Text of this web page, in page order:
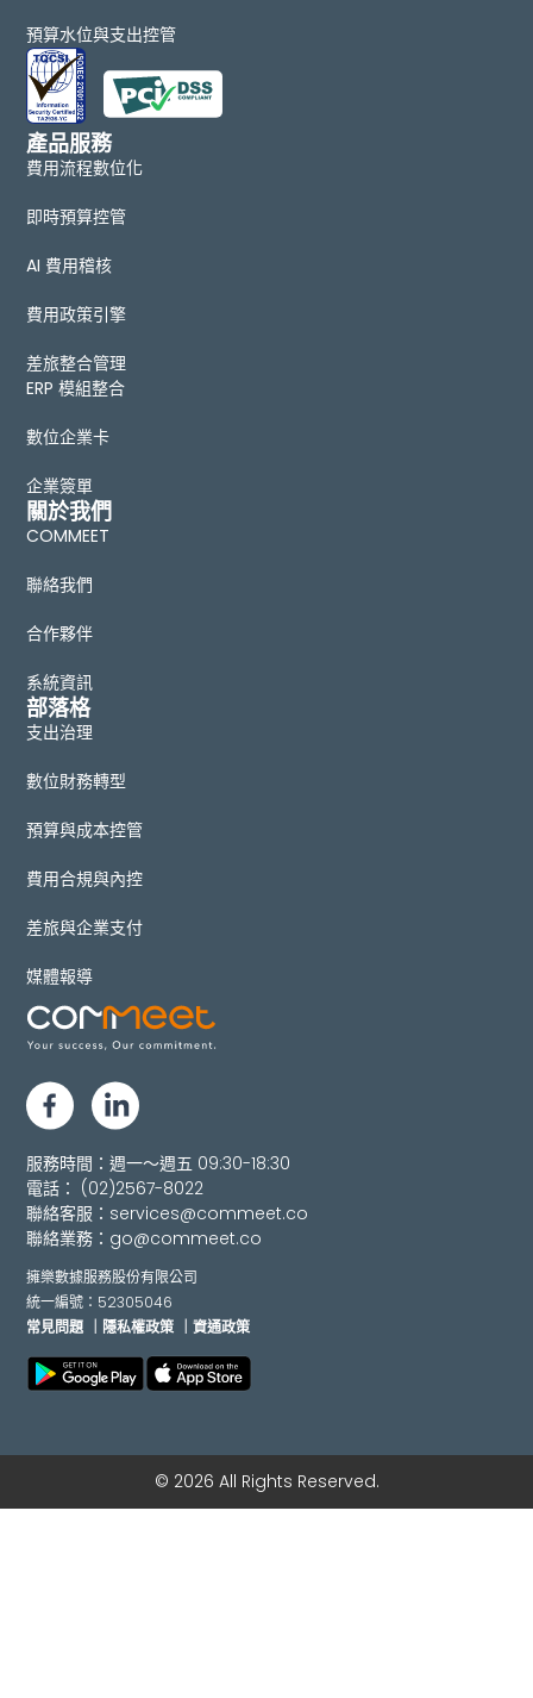
預算水位與支出控管
產品服務
費用流程數位化
即時預算控管
AI 費用稽核
費用政策引擎
差旅整合管理
ERP 模組整合
數位企業卡
企業簽單
關於我們
COMMEET
聯絡我們
合作夥伴
系統資訊
部落格
支出治理
數位財務轉型
預算與成本控管
費用合規與內控
差旅與企業支付
媒體報導
服務時間：週一～週五 09:30-18:30
電話： (02)2567-8022
聯絡客服： services@commeet.co
聯絡業務： go@commeet.co
擁樂數據服務股份有限公司
統一編號：52305046
常見問題
｜隱私權政策 ｜資通政策
© 2026 All Rights Reserved.